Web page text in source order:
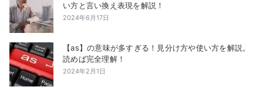
い方と言い換え表現を解説！
2024年6月17日
【as】の意味が多すぎる！見分け方や使い方を解説。
読めば完全理解！
2024年2月1日